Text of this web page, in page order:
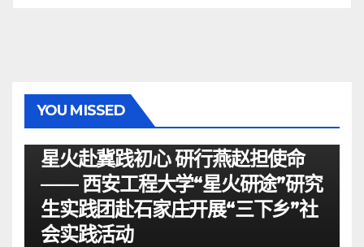
YOU MISSED
星火赴冀践初心 研行燕赵担使命
—— 西安工程大学“星火研途”研究
生实践团赴石家庄开展“三下乡”社
会实践活动